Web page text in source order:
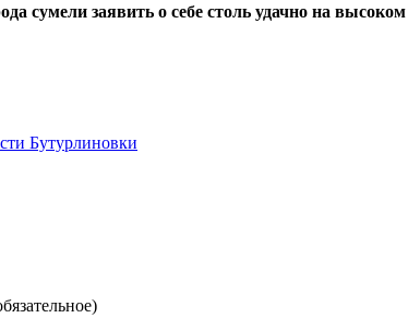
сумели заявить о себе столь удачно на
Бутурлиновки